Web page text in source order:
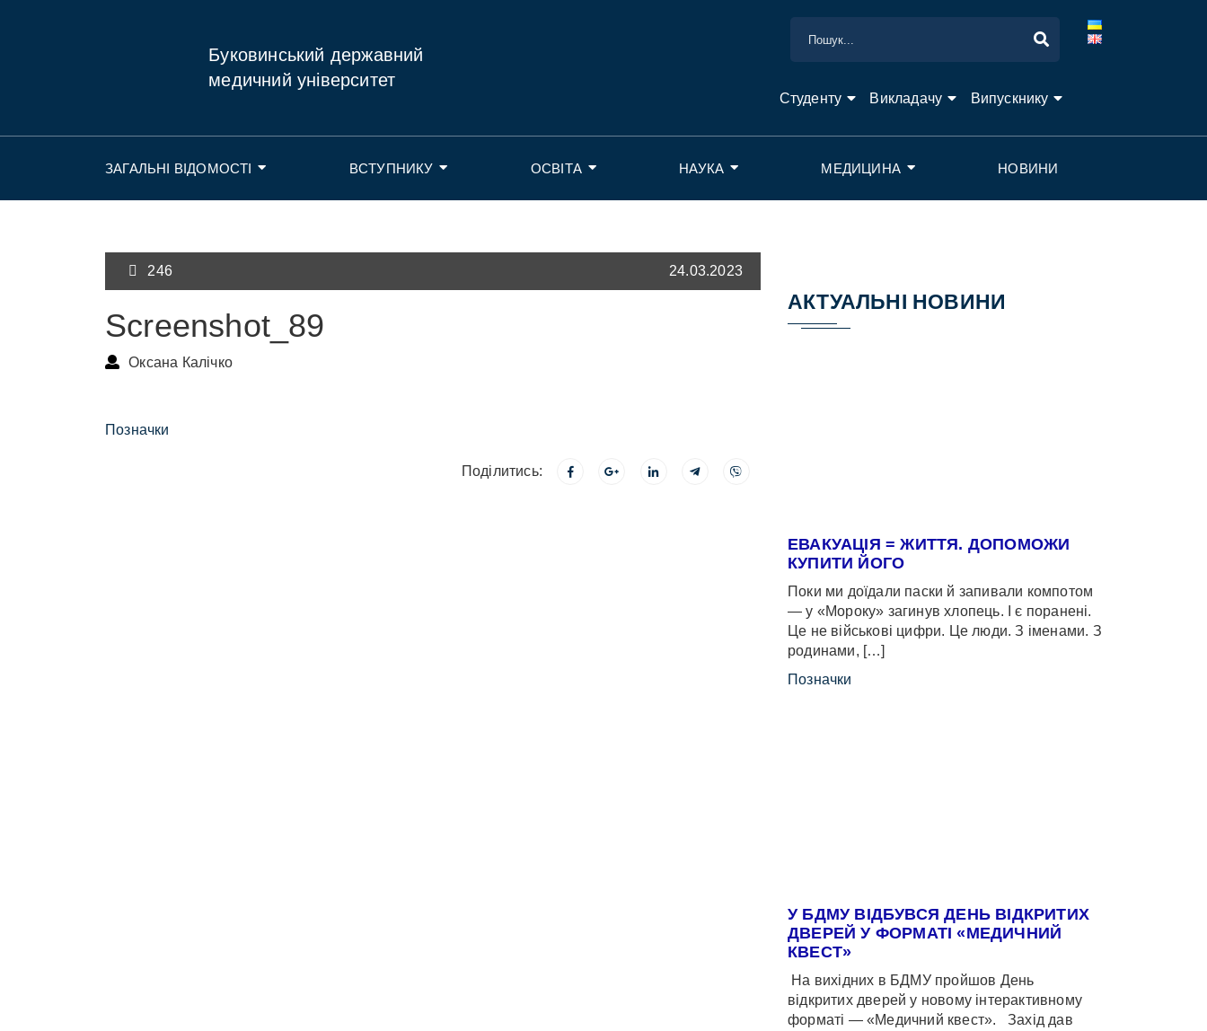
Буковинський державний
медичний університет
Студенту Викладачу Випускнику
ЗАГАЛЬНІ ВІДОМОСТІ ВСТУПНИКУ ОСВІТА НАУКА МЕДИЦИНА НОВИНИ
246 24.03.2023
Screenshot_89
Оксана Калічко
Позначки
Поділитись:
АКТУАЛЬНІ НОВИНИ
ЕВАКУАЦІЯ = ЖИТТЯ. ДОПОМОЖИ
КУПИТИ ЙОГО
Поки ми доїдали паски й запивали компотом
— у «Мороку» загинув хлопець. І є поранені.
Це не військові цифри. Це люди. З іменами. З
родинами, […]
Позначки
У БДМУ ВІДБУВСЯ ДЕНЬ ВІДКРИТИХ
ДВЕРЕЙ У ФОРМАТІ «МЕДИЧНИЙ
КВЕСТ»
На вихідних в БДМУ пройшов День
відкритих дверей у новому інтерактивному
форматі — «Медичний квест». Захід дав